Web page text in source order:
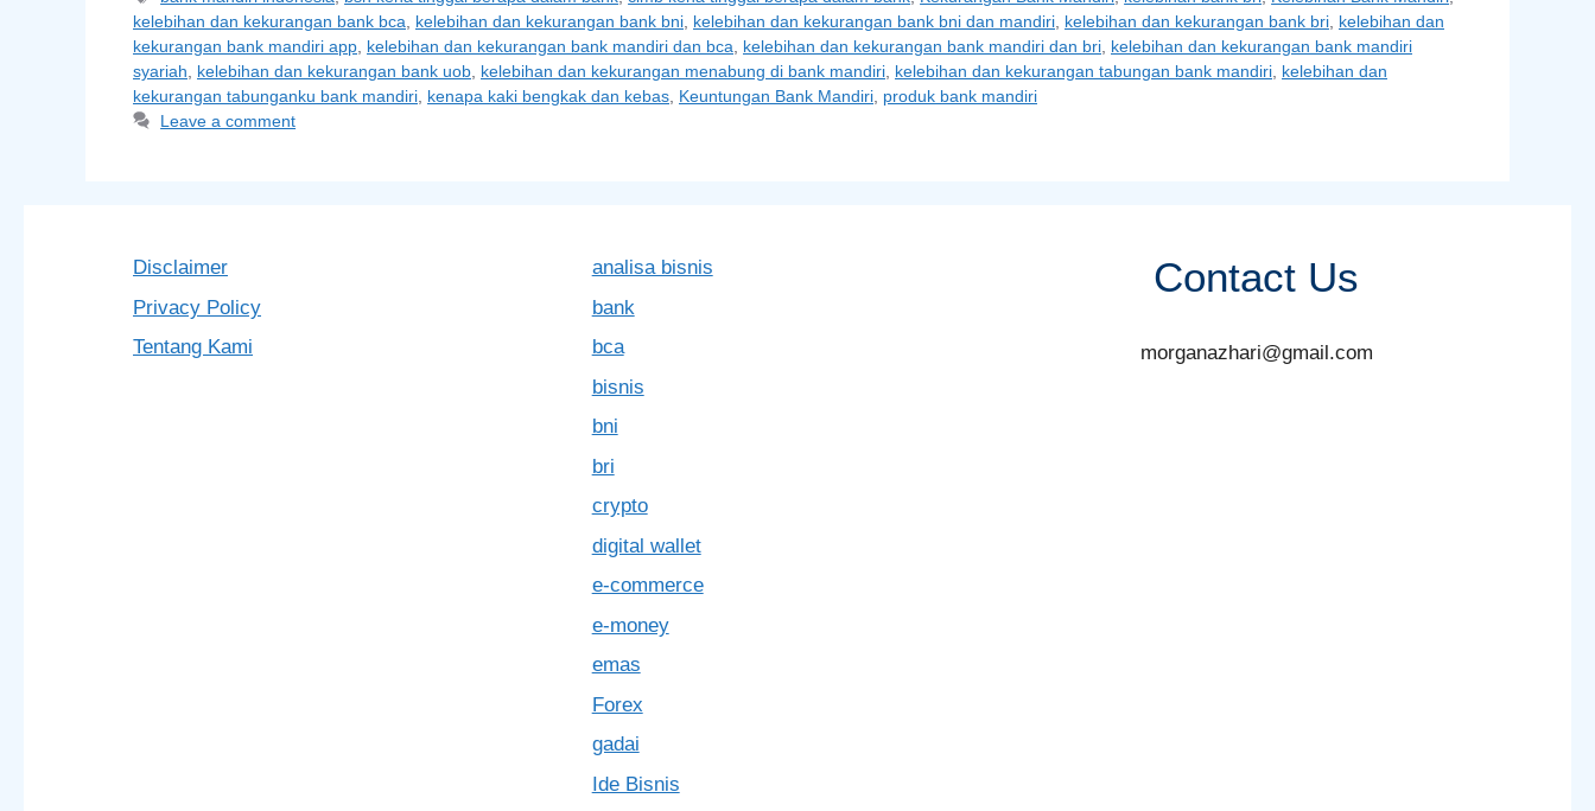
kelebihan dan kekurangan bank bca
kelebihan dan kekurangan bank bni kelebihan dan kekurangan bank bni dan mandiri kelebihan dan kekurangan bank bri kelebihan dan
kekurangan bank mandiri app kelebihan dan kekurangan bank mandiri dan bca kelebihan dan kekurangan bank mandiri dan bri kelebihan dan kekurangan bank mandiri
syariah
kelebihan dan kekurangan bank uob kelebihan dan kekurangan menabung di bank mandiri kelebihan dan kekurangan tabungan bank mandiri kelebihan dan
kekurangan tabunganku bank mandiri kenapa kaki bengkak dan kebas Keuntungan Bank Mandiri produk bank mandiri
Leave a comment
Disclaimer
Privacy Policy
Tentang Kami
analisa bisnis
bank
bca
bisnis
bni
bri
crypto
digital wallet
e-commerce
e-money
emas
Forex
gadai
Ide Bisnis
Contact Us
morganazhari@gmail.com